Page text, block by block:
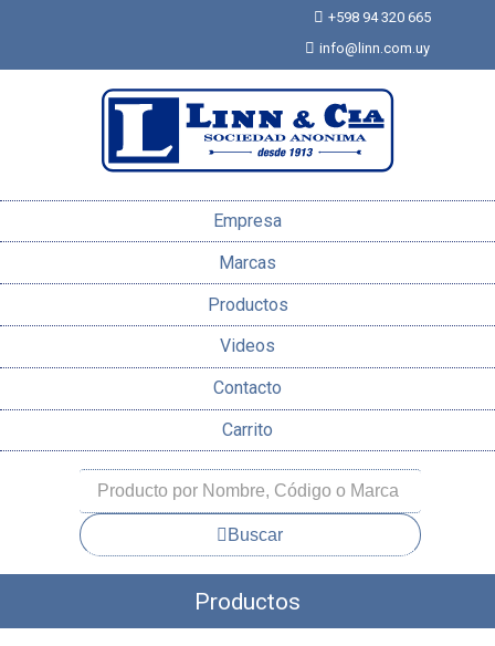
+598 94 320 665
info@linn.com.uy
Empresa
Marcas
Productos
Videos
Contacto
Carrito
Buscar
Productos